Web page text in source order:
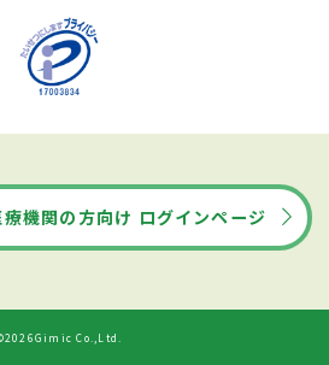
療機関の方向け ログインページ
Co.,Ltd.